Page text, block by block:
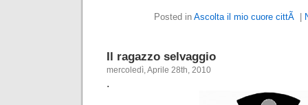
Posted in Ascolta il mio cuore cittÃ
Il ragazzo selvaggio
mercoledì, Aprile 28th, 2010
.